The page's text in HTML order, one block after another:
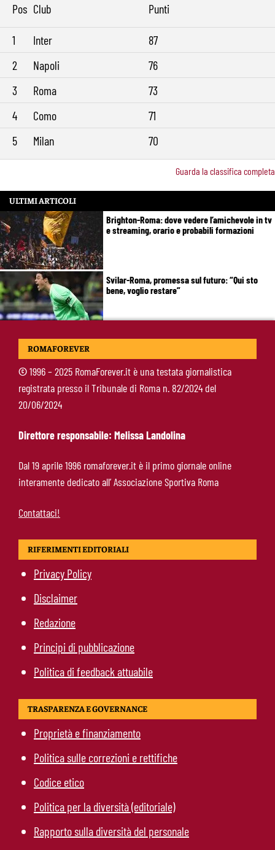
Pos Club Punti
1 Inter
87
2
Napoli
76
3
Roma
73
4
Como
71
5
Milan 70
Guarda la classifica completa
ULTIMI ARTICOLI
Brighton-Roma: dove vedere l’amichevole in tv
e streaming, orario e probabili formazioni
Svilar-Roma, promessa sul futuro: “Qui sto
bene, voglio restare”
Castro-Roma, messaggio Scudetto: “Non sono
Manfrè-Roma, nuova era nel vivaio: raccoglie
l’eredità di Bruno Conti
ROMAFOREVER
©1996 – 2025 RomaForever.it è una testata giornalistica
registrata presso il Tribunale di Roma n. 82/2024 del
20/06/2024
Direttore responsabile: Melissa Landolina
Dal 19 aprile 1996 romaforever.it è il primo giornale online
interamente dedicato all’ Associazione Sportiva Roma
Contattaci!
RIFERIMENTI EDITORIALI
Privacy Policy
Disclaimer
Redazione
Principi di pubblicazione
Politica di feedback attuabile
TRASPARENZA E GOVERNANCE
Proprietà e finanziamento
Politica sulle correzioni e rettifiche
Codice etico
Politica per la diversità (editoriale)
Rapporto sulla diversità del personale